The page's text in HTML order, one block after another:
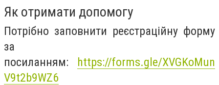
Як отримати допомогу
Потрібно заповнити реєстраційну форму
за
посиланням: https://forms.gle/XVGKoMun
V9t2b9WZ6